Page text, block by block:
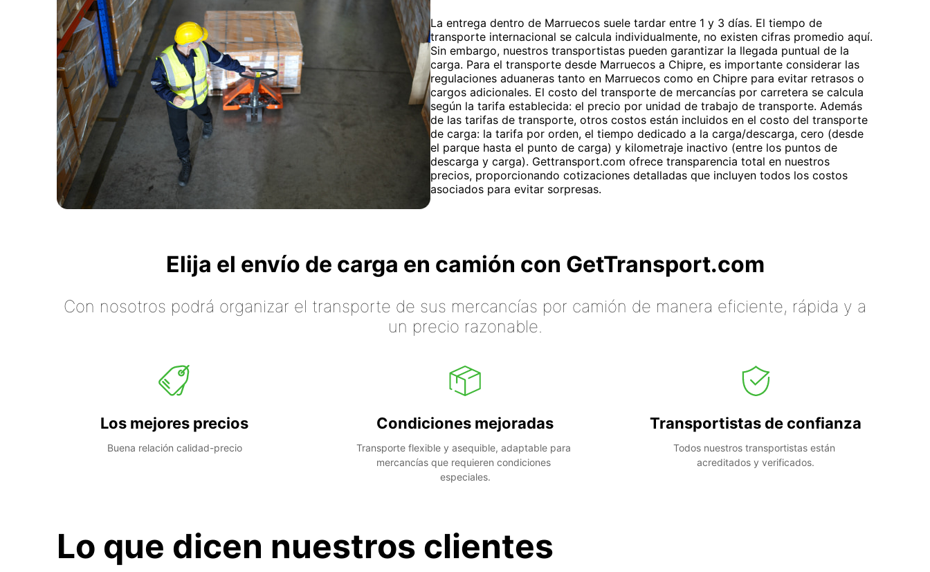
La entrega dentro de Marruecos suele tardar entre 1 y 3 días. El tiempo de
transporte internacional se calcula individualmente, no existen cifras promedio aquí.
Sin embargo, nuestros transportistas pueden garantizar la llegada puntual de la
carga. Para el transporte desde Marruecos a Chipre, es importante considerar las
regulaciones aduaneras tanto en Marruecos como en Chipre para evitar retrasos o
cargos adicionales. El costo del transporte de mercancías por carretera se calcula
según la tarifa establecida: el precio por unidad de trabajo de transporte. Además
de las tarifas de transporte, otros costos están incluidos en el costo del transporte
de carga: la tarifa por orden, el tiempo dedicado a la carga/descarga, cero (desde
el parque hasta el punto de carga) y kilometraje inactivo (entre los puntos de
descarga y carga). Gettransport.com ofrece transparencia total en nuestros
precios, proporcionando cotizaciones detalladas que incluyen todos los costos
asociados para evitar sorpresas.
Elija el envío de carga en camión con GetTransport.com
Con nosotros podrá organizar el transporte de sus mercancías por camión de manera eficiente, rápida y a
un precio razonable.
Los mejores precios
Buena relación calidad-precio
Condiciones mejoradas
Transporte flexible y asequible, adaptable para
mercancías que requieren condiciones
especiales.
Transportistas de confianza
Todos nuestros transportistas están
acreditados y verificados.
Lo que dicen nuestros clientes